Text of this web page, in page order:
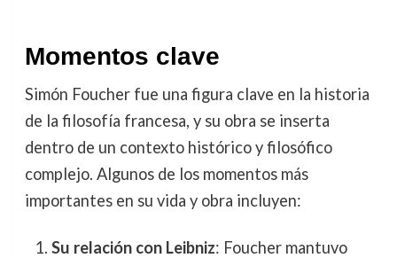
Momentos clave
Simón Foucher fue una figura clave en la historia
de la filosofía francesa, y su obra se inserta
dentro de un contexto histórico y filosófico
complejo. Algunos de los momentos más
importantes en su vida y obra incluyen:
Su relación con Leibniz: Foucher mantuvo